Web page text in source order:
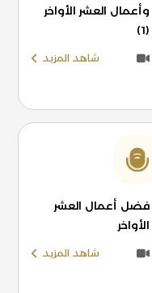
وأعمال العشر الأواخر
(1)
شاهد المزيد
فضل أعمال العشر
الأواخر
شاهد المزيد